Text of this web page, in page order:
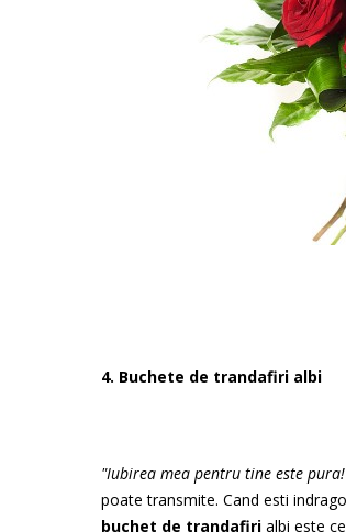
4. Buchete de trandafiri albi
"Iubirea mea pentru tine este pura!
poate transmite. Cand esti
buchet de trandafiri albi este